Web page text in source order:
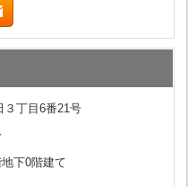
３丁目6番21号
下0階建て